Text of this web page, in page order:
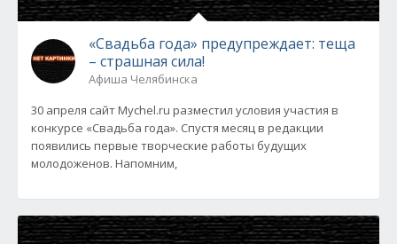
«Свадьба года» предупреждает: теща
– страшная сила!
Афиша Челябинска
30 апреля сайт Mychel.ru разместил условия участия в
конкурсе «Свадьба года». Спустя месяц в редакции
появились первые творческие работы будущих
молодоженов. Напомним,